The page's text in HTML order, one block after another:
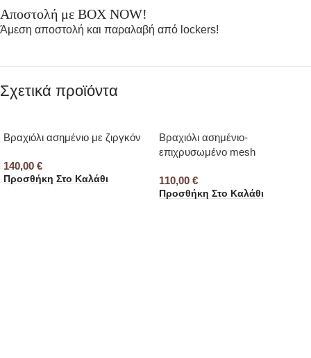
Αποστολή με BOX NOW!
Άμεση αποστολή και παραλαβή από lockers!
Σχετικά προϊόντα
Βραχιόλι ασημένιο με ζιργκόν
140,00 €
Προσθήκη Στο Καλάθι
Βραχιόλι ασημένιο-
επιχρυσωμένο mesh
110,00 €
Προσθήκη Στο Καλάθι